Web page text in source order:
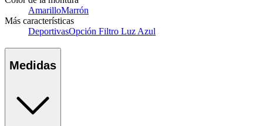
AmarilloMarrón
Más características
DeportivasOpción Filtro Luz Azul
Medidas